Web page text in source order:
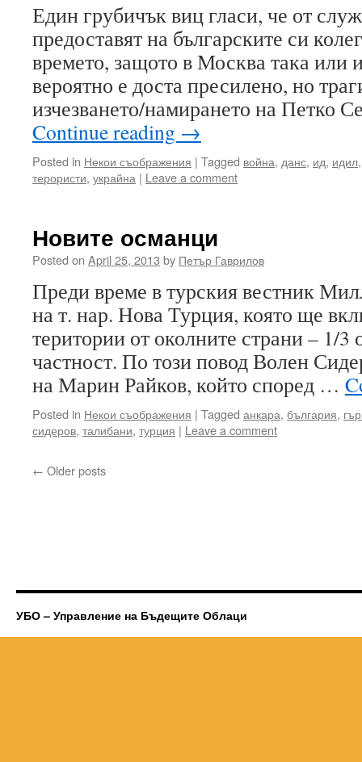
Един грубичък виц гласи, че от
предоставят на българските си
времето, защото в Москва така или
вероятно е доста пресилено, но
изчезването/намирането на Петко
Continue reading →
Posted in Некои съображения | Tagged война, данс, ид, идил
терористи, украйна | Leave a comment
Новите османци
Posted on April 25, 2013 by Петър Гаврилов
Преди време в турския вестник
на т. нар. Нова Турция, която ще
територии от околните страни – 1/3
частност. По този повод Волен
на Марин Райков, който според …
Posted in Некои съображения | Tagged анкара, българия,
сидеров, талибани, турция | Leave a comment
← Older posts
УБО – Управление на Бъдещите Облаци